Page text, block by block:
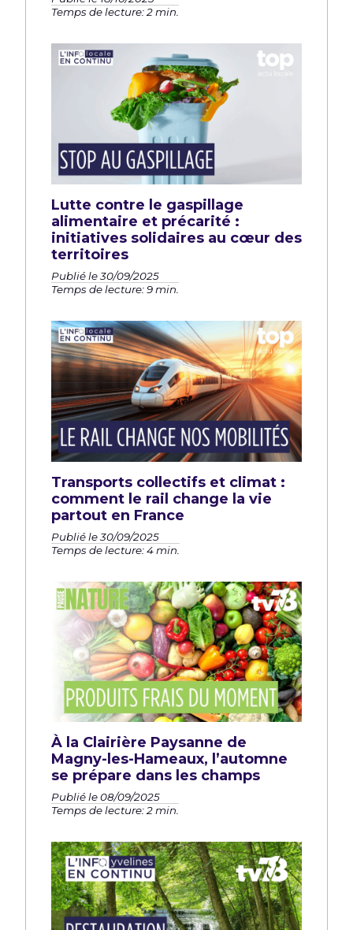
Temps de lecture: 2 min.
Lutte contre le gaspillage
alimentaire et précarité :
initiatives solidaires au cœur des
territoires
Publié le 30/09/2025
Temps de lecture: 9 min.
Transports collectifs et climat :
comment le rail change la vie
partout en France
Publié le 30/09/2025
Temps de lecture: 4 min.
À la Clairière Paysanne de
Magny-les-Hameaux, l’automne
se prépare dans les champs
Publié le 08/09/2025
Temps de lecture: 2 min.